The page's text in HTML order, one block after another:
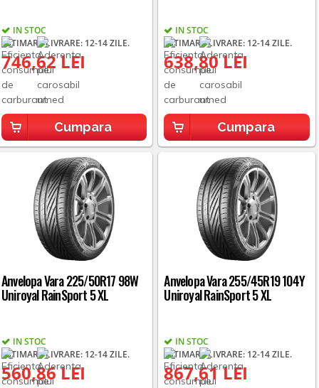
IN STOC
ESTIMARE LIVRARE: 12-14 ZILE.
746,62 LEI
Cumpara
IN STOC
ESTIMARE LIVRARE: 12-14 ZILE.
638,80 LEI
Cumpara
Anvelopa Vara 225/50R17 98W
Uniroyal RainSport 5 XL
IN STOC
ESTIMARE LIVRARE: 12-14 ZILE.
560,86 LEI
Anvelopa Vara 255/45R19 104Y
Uniroyal RainSport 5 XL
IN STOC
ESTIMARE LIVRARE: 12-14 ZILE.
867,61 LEI